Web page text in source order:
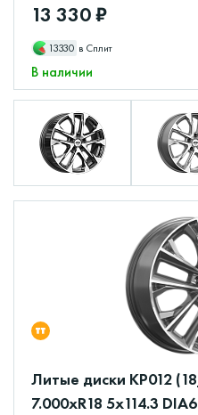
13 330 ₽
13330 в Сплит
В наличии
Литые диски КР012
7.000xR18 5x114.3